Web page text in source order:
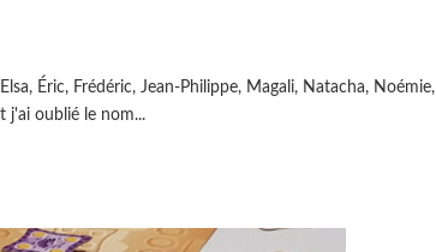
Éric, Frédéric, Jean-Philippe, Magali, Natacha, Noémie,
j'ai oublié le nom...